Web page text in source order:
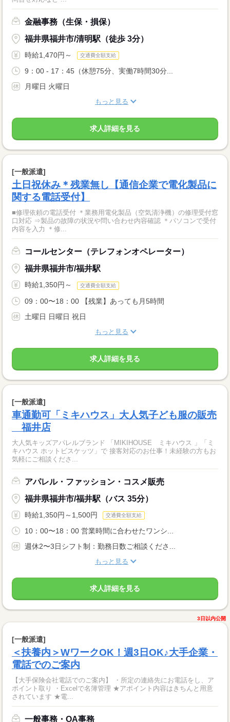
金融事務（生保・損保）
福井県福井市/清明駅（徒歩 3分）
時給1,470円～ 交通費全額支給
9：00 - 17：45（休憩75分、実働7時間30分...
月曜日 火曜日
もっと見る
求人詳細を見る
[一般派遣]
土日祝休み＊残業無し【通信企業で電化製品に
関する電話受付】
■修理依頼の電話受付 ＊業務用電化製品（空気清浄機）の修理受付窓
口対応 ⇒製品の故障の状況や問い合わせ内容確認 ＊パソコンで受付
内容を入力 ＊修...
コールセンター（テレフォンオペレーター）
福井県福井市/福井駅
時給1,350円～ 交通費全額支給
09：00〜18：00 【残業】あっても月5時間
土曜日 日曜日 祝日
もっと見る
求人詳細を見る
[一般派遣]
車通勤可「ミキハウス」大人気子ども服の販売
福井店
大人気キッズアパレルブランド 「MIKIHOUSE ミキハウス 」「ミ
キハウス ホットビスケッツ」で 接客対応のお仕事！未経験の方もお
気軽にご相談くださ...
アパレル・ファッション・コスメ販売
福井県福井市/福井駅（バス 35分）
時給1,350円～1,500円 交通費全額支給
10：00〜18：00 営業時間に合わせたワンシ...
週休2〜3日シフト制：勤務日数ご相談くださ...
もっと見る
求人詳細を見る
3日以内公開
[一般派遣]
＜扶養内＞WワークOK！週3日OK♪大手企業・
電話でのご案内
【大手保険会社電話でのご案内】 ・所定の連絡先にお電話をし、ア
ポイント取り ・Excelで名簿管理 ★アポイント内容はきちんと用意
されています ★電...
一般事務・OA事務